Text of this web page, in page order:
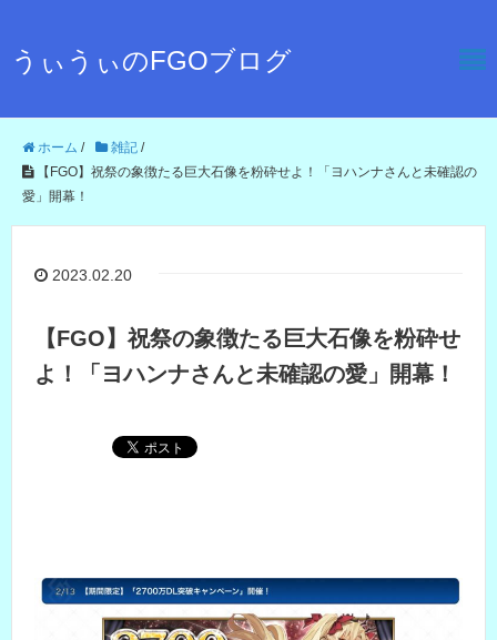
うぃうぃのFGOブログ
ホーム / 雑記 /
【FGO】祝祭の象徴たる巨大石像を粉砕せよ！「ヨハンナさんと未確認の
愛」開幕！
2023.02.20
【FGO】祝祭の象徴たる巨大石像を粉砕せ
よ！「ヨハンナさんと未確認の愛」開幕！